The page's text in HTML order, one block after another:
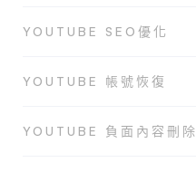
YOUTUBE SEO優化
YOUTUBE 帳號恢復
YOUTUBE 負面內容刪除